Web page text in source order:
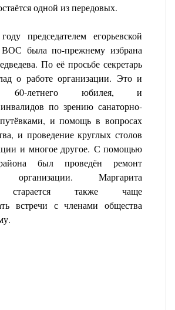
одной из передовых.
председателем егорьевской
ВОС была по-прежнему избрана
По её просьбе секретарь
о работе организации. Это и
60-летнего юбилея, и
по зрению санаторно-
и помощь в вопросах
и проведение круглых столов
и многое другое. С помощью
был проведён ремонт
организации. Маргарита
старается также чаще
встречи с членами общества